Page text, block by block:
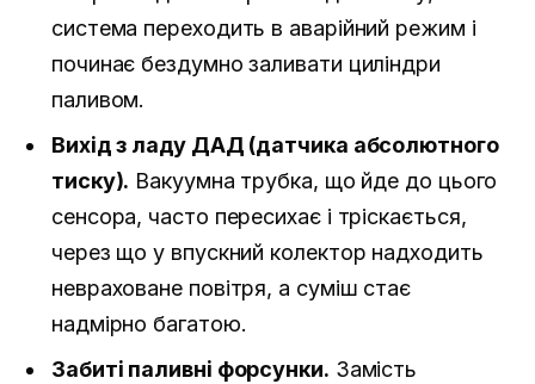
система переходить в аварійний режим і
починає бездумно заливати циліндри
паливом.
Вихід з ладу ДАД (датчика абсолютного
тиску). Вакуумна трубка, що йде до цього
сенсора, часто пересихає і тріскається,
через що у впускний колектор надходить
невраховане повітря, а суміш стає
надмірно багатою.
Забиті паливні форсунки. Замість